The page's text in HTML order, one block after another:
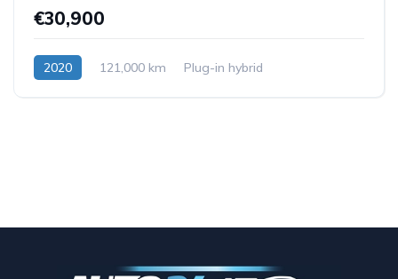
€30,900
2020 121,000 km Plug-in hybrid